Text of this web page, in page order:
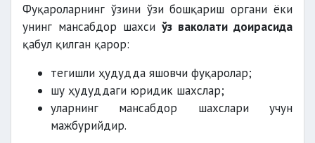
Фуқароларнинг ўзини ўзи бошқариш органи ёки
унинг мансабдор шахси ўз ваколати доирасида
қабул қилган қарор:
тегишли ҳудудда яшовчи фуқаролар;
шу ҳудуддаги юридик шахслар;
уларнинг мансабдор шахслари учун
мажбурийдир.